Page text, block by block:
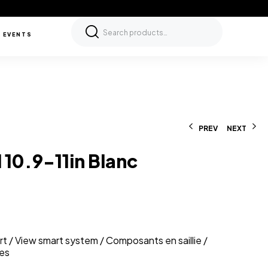
EVENTS
PREV NEXT
11in Blanc
/ View smart system / Composants en saillie /